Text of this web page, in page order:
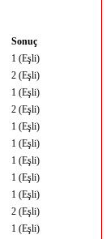
Sonuç
1 (Eşli)
2 (Eşli)
1 (Eşli)
2 (Eşli)
1 (Eşli)
1 (Eşli)
1 (Eşli)
1 (Eşli)
1 (Eşli)
2 (Eşli)
1 (Eşli)